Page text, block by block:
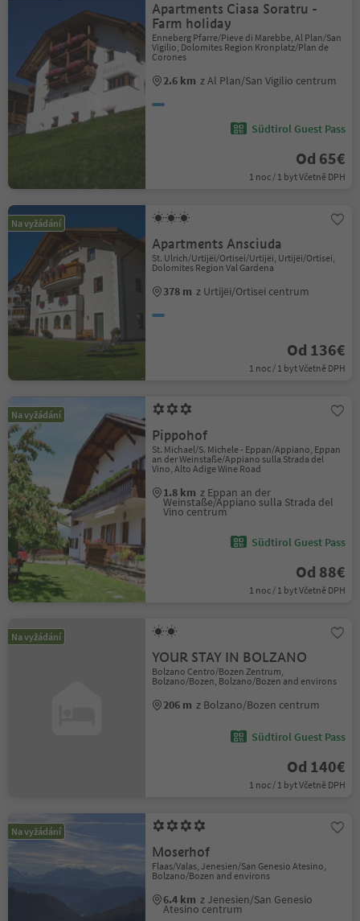
Apartments Ciasa Soratru -
Farm holiday
Enneberg Pfarre/Pieve di Marebbe, Al Plan/San
Vigilio, Dolomites Region Kronplatz/Plan de
Corones
2.6 km z Al Plan/San Vigilio centrum
Südtirol Guest Pass
Od 65€
1 noc / 1 byt Včetně DPH
Na vyžádání
Apartments Ansciuda
St. Ulrich/Urtijëi/Ortisei/Urtijëi, Urtijëi/Ortisei,
Dolomites Region Val Gardena
378 m z Urtijëi/Ortisei centrum
Od 136€
1 noc / 1 byt Včetně DPH
Na vyžádání
Pippohof
St. Michael/S. Michele - Eppan/Appiano, Eppan
an der Weinstaße/Appiano sulla Strada del
Vino, Alto Adige Wine Road
1.8 km z Eppan an der
Weinstaße/Appiano sulla Strada del
Vino centrum
Südtirol Guest Pass
Od 88€
1 noc / 1 byt Včetně DPH
Na vyžádání
YOUR STAY IN BOLZANO
Bolzano Centro/Bozen Zentrum,
Bolzano/Bozen, Bolzano/Bozen and environs
206 m z Bolzano/Bozen centrum
Südtirol Guest Pass
Od 140€
1 noc / 1 byt Včetně DPH
Na vyžádání
Moserhof
Flaas/Valas, Jenesien/San Genesio Atesino,
Bolzano/Bozen and environs
6.4 km z Jenesien/San Genesio
Atesino centrum